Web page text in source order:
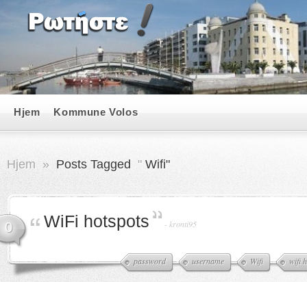
Hjem Kommune Volos
Hjem » Posts Tagged " Wifi"
0 WiFi hotspots - kronti95
password username Wifi wifi